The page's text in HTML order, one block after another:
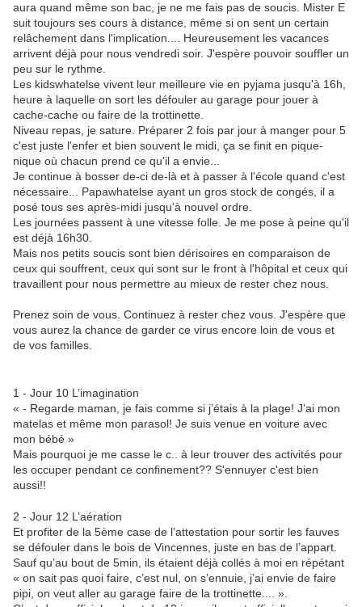
aura quand même son bac, je ne me fais pas de soucis. Mister E
suit toujours ses cours à distance, même si on sent un certain
relâchement dans l'implication.... Heureusement les vacances
arrivent déjà pour nous vendredi soir. J'espère pouvoir souffler un
peu sur le rythme.
Les kidswhatelse vivent leur meilleure vie en pyjama jusqu'à 16h,
heure à laquelle on sort les défouler au garage pour jouer à
cache-cache ou faire de la trottinette.
Niveau repas, je sature. Préparer 2 fois par jour à manger pour 5
c'est juste l'enfer et bien souvent le midi, ça se finit en pique-
nique où chacun prend ce qu'il a envie...
Je continue à bosser de-ci de-là et à passer à l'école quand c'est
nécessaire... Papawhatelse ayant un gros stock de congés, il a
posé tous ses après-midi jusqu'à nouvel ordre.
Les journées passent à une vitesse folle. Je me pose à peine qu'il
est déjà 16h30.
Mais nos petits soucis sont bien dérisoires en comparaison de
ceux qui souffrent, ceux qui sont sur le front à l'hôpital et ceux qui
travaillent pour nous permettre au mieux de rester chez nous.
Prenez soin de vous. Continuez à rester chez vous. J'espère que
vous aurez la chance de garder ce virus encore loin de vous et
de vos familles.
1 - Jour 10 L’imagination
« - Regarde maman, je fais comme si j’étais à la plage! J’ai mon
matelas et même mon parasol! Je suis venue en voiture avec
mon bébé »
Mais pourquoi je me casse le c.. à leur trouver des activités pour
les occuper pendant ce confinement?? S'ennuyer c'est bien
aussi!!
2 - Jour 12 L’aération
Et profiter de la 5ème case de l’attestation pour sortir les fauves
se défouler dans le bois de Vincennes, juste en bas de l’appart.
Sauf qu’au bout de 5min, ils étaient déjà collés à moi en répétant
« on sait pas quoi faire, c’est nul, on s’ennuie, j’ai envie de faire
pipi, on veut aller au garage faire de la trottinette.... ».